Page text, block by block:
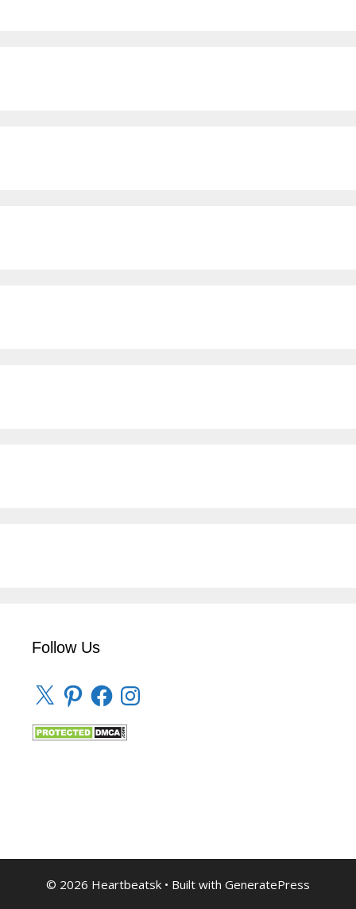
Follow Us
X PinterestFacebookInstagram
© 2026 Heartbeatsk • Built with GeneratePress